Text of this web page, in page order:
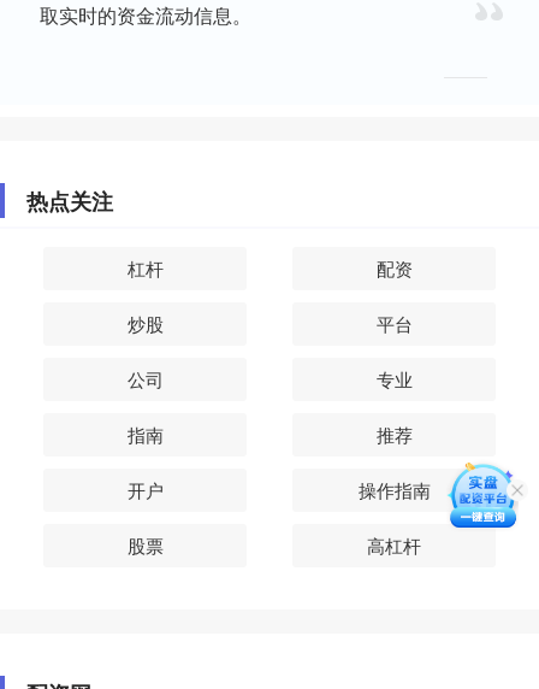
取实时的资金流动信息。
热点关注
杠杆 配资
炒股 平台
公司 专业
指南 推荐
开户 操作指南
股票 高杠杆